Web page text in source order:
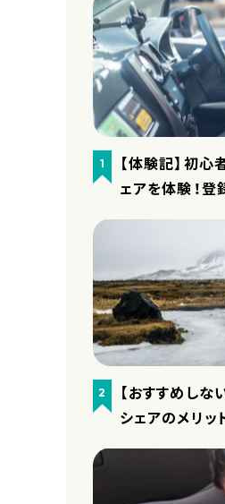
1
【体験記】初
ェアを体験！
2
【おすすめしな
シェアのメリッ